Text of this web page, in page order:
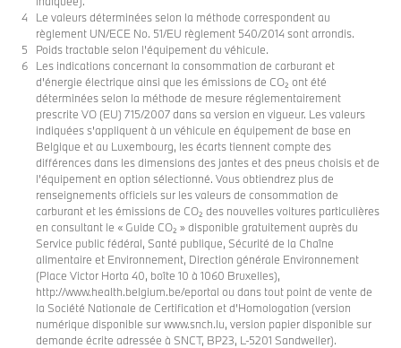
Le valeurs déterminées selon la méthode correspondent au
règlement UN/ECE No. 51/EU règlement 540/2014 sont arrondis.
Poids tractable selon l’équipement du véhicule.
Les indications concernant la consommation de carburant et
d'énergie électrique ainsi que les émissions de CO₂ ont été
déterminées selon la méthode de mesure réglementairement
prescrite VO (EU) 715/2007 dans sa version en vigueur. Les valeurs
indiquées s'appliquent à un véhicule en équipement de base en
Belgique et au Luxembourg, les écarts tiennent compte des
différences dans les dimensions des jantes et des pneus choisis et de
l’équipement en option sélectionné. Vous obtiendrez plus de
renseignements officiels sur les valeurs de consommation de
carburant et les émissions de CO₂ des nouvelles voitures particulières
en consultant le « Guide CO₂ » disponible gratuitement auprès du
Service public fédéral, Santé publique, Sécurité de la Chaîne
alimentaire et Environnement, Direction générale Environnement
(Place Victor Horta 40, boîte 10 à 1060 Bruxelles),
http://www.health.belgium.be/eportal ou dans tout point de vente de
la Société Nationale de Certification et d’Homologation (version
numérique disponible sur www.snch.lu, version papier disponible sur
demande écrite adressée à SNCT, BP23, L-5201 Sandweiler).